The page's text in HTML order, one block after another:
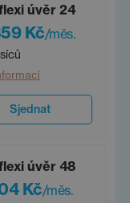
úvěr 24
Kč/měs.
Sjednat
úvěr 48
Kč/měs.